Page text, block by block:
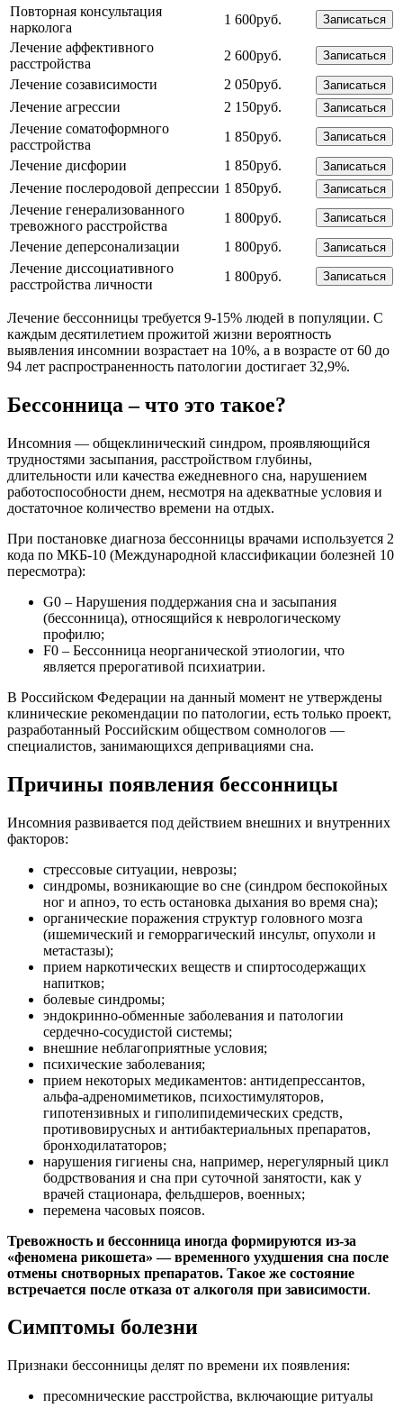
Повторная консультация
нарколога
1 600руб. Записаться
Лечение аффективного
расстройства
2 600руб. Записаться
Лечение созависимости 2 050руб. Записаться
Лечение агрессии 2 150руб. Записаться
Лечение соматоформного
расстройства
1 850руб. Записаться
Лечение дисфории 1 850руб. Записаться
Лечение послеродовой депрессии 1 850руб. Записаться
Лечение генерализованного
тревожного расстройства
1 800руб. Записаться
Лечение деперсонализации 1 800руб. Записаться
Лечение диссоциативного
расстройства личности
1 800руб. Записаться
Лечение бессонницы требуется 9-15% людей в популяции. С
каждым десятилетием прожитой жизни вероятность
выявления инсомнии возрастает на 10%, а в возрасте от 60 до
94 лет распространенность патологии достигает 32,9%.
Бессонница – что это такое?
Инсомния — общеклинический синдром, проявляющийся
трудностями засыпания, расстройством глубины,
длительности или качества ежедневного сна, нарушением
работоспособности днем, несмотря на адекватные условия и
достаточное количество времени на отдых.
При постановке диагноза бессонницы врачами используется 2
кода по МКБ-10 (Международной классификации болезней 10
пересмотра):
G0 – Нарушения поддержания сна и засыпания
(бессонница), относящийся к неврологическому
профилю;
F0 – Бессонница неорганической этиологии, что
является прерогативой психиатрии.
В Российском Федерации на данный момент не утверждены
клинические рекомендации по патологии, есть только проект,
разработанный Российским обществом сомнологов —
специалистов, занимающихся депривациями сна.
Причины появления бессонницы
Инсомния развивается под действием внешних и внутренних
факторов:
стрессовые ситуации, неврозы;
синдромы, возникающие во сне (синдром беспокойных
ног и апноэ, то есть остановка дыхания во время сна);
органические поражения структур головного мозга
(ишемический и геморрагический инсульт, опухоли и
метастазы);
прием наркотических веществ и спиртосодержащих
напитков;
болевые синдромы;
эндокринно-обменные заболевания и патологии
сердечно-сосудистой системы;
внешние неблагоприятные условия;
психические заболевания;
прием некоторых медикаментов: антидепрессантов,
альфа-адреномиметиков, психостимуляторов,
гипотензивных и гиполипидемических средств,
противовирусных и антибактериальных препаратов,
бронходилататоров;
нарушения гигиены сна, например, нерегулярный цикл
бодрствования и сна при суточной занятости, как у
врачей стационара, фельдшеров, военных;
перемена часовых поясов.
Тревожность и бессонница иногда формируются из-за
«феномена рикошета» — временного ухудшения сна после
отмены снотворных препаратов. Такое же состояние
встречается после отказа от алкоголя при зависимости.
Симптомы болезни
Признаки бессонницы делят по времени их появления:
пресомнические расстройства, включающие ритуалы